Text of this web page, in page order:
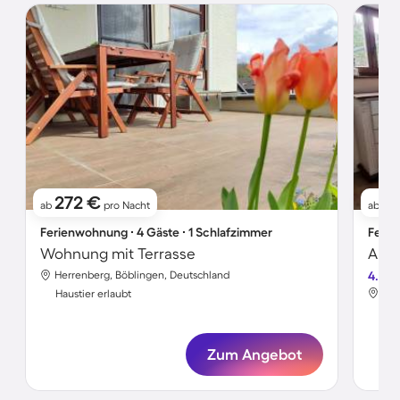
ab 272 € pro Nacht
Ferienwohnung ∙ 4 Gäste ∙ 1 Schlafzimmer
Wohnung mit Terrasse
Herrenberg, Böblingen, Deutschland
Haustier erlaubt
Zum Angebot
ab
4.5